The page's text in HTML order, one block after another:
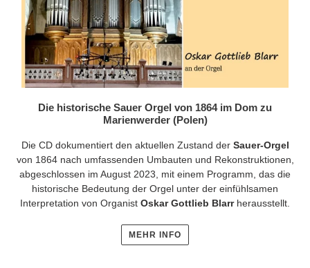
Die historische Sauer Orgel von 1864 im Dom zu
Marienwerder (Polen)
Die CD dokumentiert den aktuellen Zustand der Sauer-Orgel
von 1864 nach umfassenden Umbauten und Rekonstruktionen,
abgeschlossen im August 2023, mit einem Programm, das die
historische Bedeutung der Orgel unter der einfühlsamen
Interpretation von Organist Oskar Gottlieb Blarrherausstellt.
MEHR INFO